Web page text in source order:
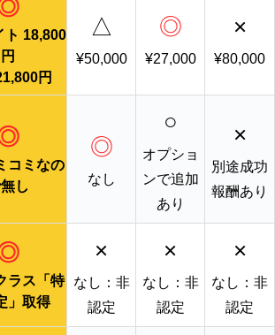
ト 18,800
円
円
△
¥50,000
◎
¥27,000
×
¥80,000
コミなの
し
◎
なし
○
オプショ
ンで追加
あり
×
別途成功
報酬あり
ラス「特
」取得
×
なし：非
認定
×
なし：非
認定
×
なし：非
認定